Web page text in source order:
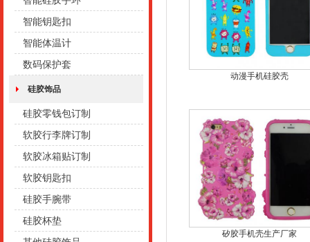
智能钥匙扣
智能体温计
数码保护套
硅胶饰品
硅胶零钱包订制
软胶行李牌订制
软胶冰箱贴订制
软胶钥匙扣
硅胶手腕带
硅胶杯垫
动漫手机硅胶壳
矽胶手机壳生产厂家